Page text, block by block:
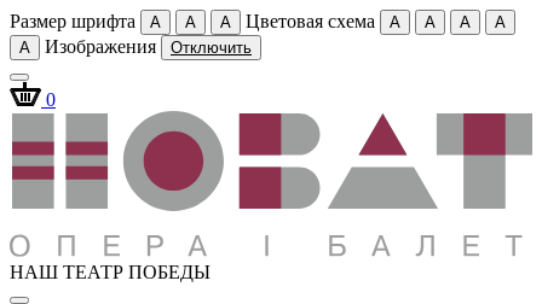
Размер шрифта A A A Цветовая схема A A A
A
A
Изображения Отключить
0
НАШ ТЕАТР ПОБЕДЫ